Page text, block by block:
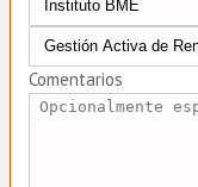
Comentarios